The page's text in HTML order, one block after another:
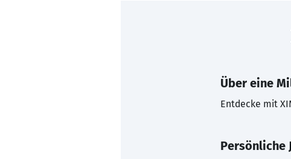
Über eine
Entdecke mit
Persönliche